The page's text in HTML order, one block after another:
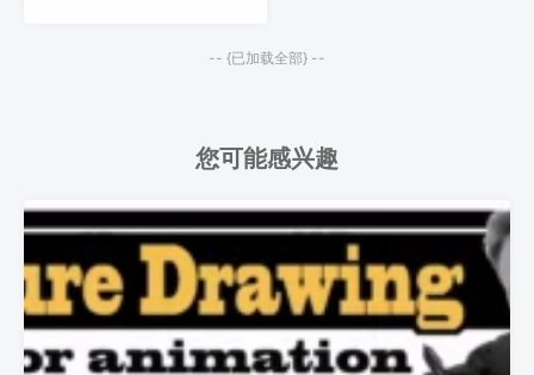
-- {已加载全部} --
您可能感兴趣